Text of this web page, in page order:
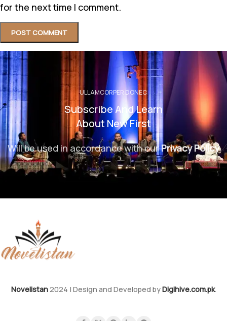
for the next time I comment.
ULLAMCORPER DONEC
Subscribe And Learn
About New First
Will be used in accordance with ourPrivacy Policy
Novelistan 2024 | Design and Developed byDigihive.com.pk.